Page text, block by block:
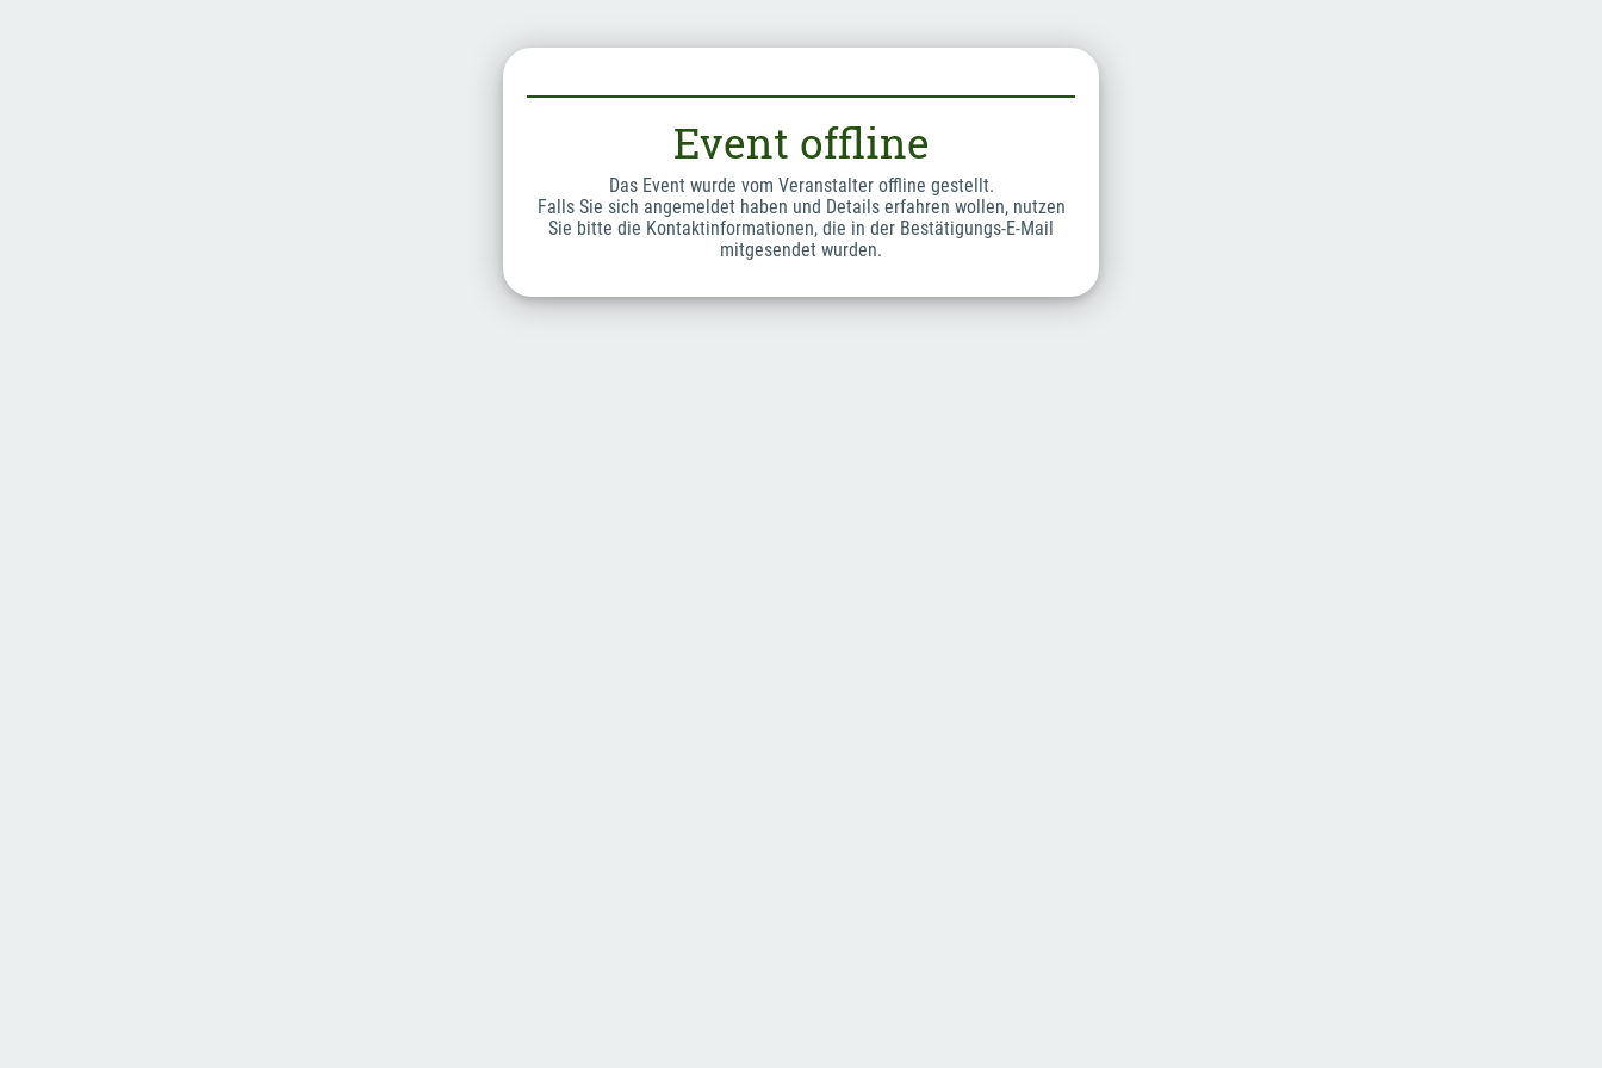
Event offline
Das Event wurde vom Veranstalter offline gestellt.
Falls Sie sich angemeldet haben und Details erfahren wollen, nutzen
Sie bitte die Kontaktinformationen, die in der Bestätigungs-E-Mail
mitgesendet wurden.